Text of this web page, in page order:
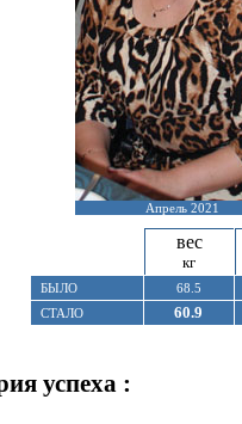
Апрель 2021
вес
кг
БЫЛО
68.5
СТАЛО
60.9
успеха :